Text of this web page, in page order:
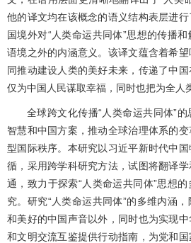
他的译文均在该概念的语义结构表层进
国境外对“人类命运共同体”思想的传播
语境之外的内涵意义。该译文蕴含着希
同推动建设人类的美好未来，传递了中
仅为中国人民谋取幸福，同时也把为全人
全球跨文化传播“人类命运共同体”
智慧和中国方案，推动全球治理体系的
型国际秩序。本研究以习近平新时代中
循，采用跨学科研究方法，试图将翻译
通，致力于探索“人类命运共同体”思想
究。研究“人类命运共同体”的多维内涵
和美好的中国声音以外，同时也为实现
和文明交流互鉴提供行动指南，为党和